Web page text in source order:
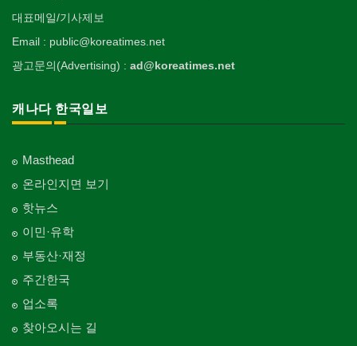
대표메일/기사제보
Email : public@koreatimes.net
광고문의(Advertising) : ad@koreatimes.net
캐나다 한국일보
Masthead
온라인지면 보기
핫뉴스
이민·유학
부동산·재정
주간한국
업소록
찾아오시는 길